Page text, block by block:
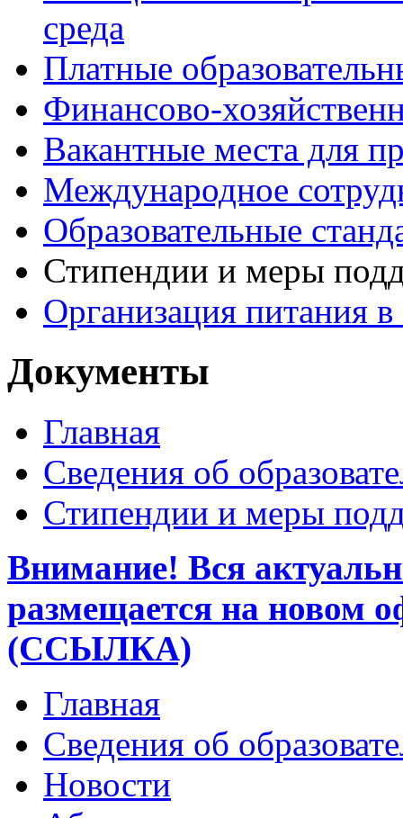
среда
Платные
Финансово-
Вакантные места для
Международное
Образовательные
Стипендии и меры
Организация питания в
Документы
Главная
Сведения об
Стипендии и меры
Внимание! Вся
размещается на новом
(ССЫЛКА)
Главная
Сведения об
Новости